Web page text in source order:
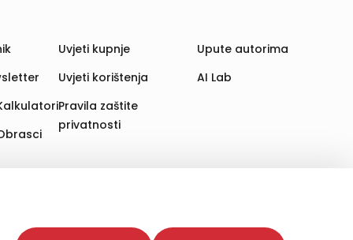
Time poboljšavamo korisničko iskustvo,
web stranica i uređaja u tu svrhu. Naši partneri
Uvjeti kupnje
Uvjeti korištenja
Pravila zaštite
privatnosti
Upute autorima
AI Lab